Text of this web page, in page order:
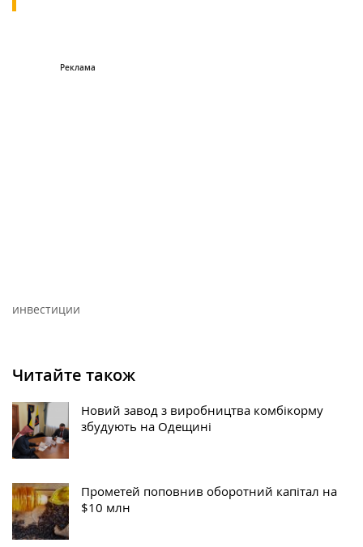
инвестиции
Читайте також
Новий завод з виробництва комбікорму
збудують на Одещині
Прометей поповнив оборотний капітал на
$10 млн